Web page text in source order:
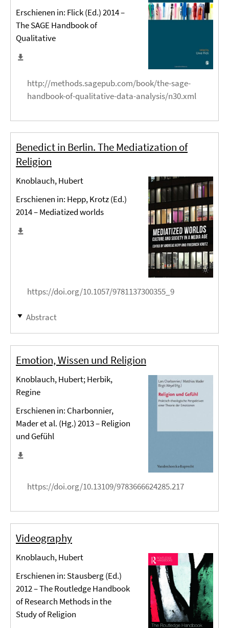
Erschienen in: Flick (Ed.) 2014 –
The SAGE Handbook of
Qualitative
http://methods.sagepub.com/book/the-sage-
handbook-of-qualitative-data-analysis/n30.xml
Benedict in Berlin. The Mediatization of
Religion
Knoblauch, Hubert
Erschienen in: Hepp, Krotz (Ed.)
2014 – Mediatized worlds
https://doi.org/10.1057/9781137300355_9
Abstract
Emotion, Wissen und Religion
Knoblauch, Hubert; Herbik,
Regine
Erschienen in: Charbonnier,
Mader et al. (Hg.) 2013 – Religion
und Gefühl
https://doi.org/10.13109/9783666624285.217
Videography
Knoblauch, Hubert
Erschienen in: Stausberg (Ed.)
2012 – The Routledge Handbook
of Research Methods in the
Study of Religion